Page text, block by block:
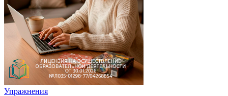
Упражнения